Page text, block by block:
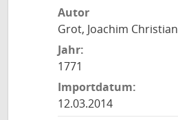
Autor
Grot, Joachim Christian
Jahr:
1771
Importdatum:
12.03.2014